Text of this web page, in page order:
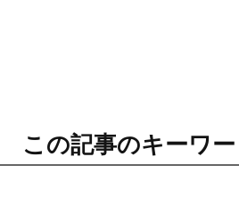
この記事のキーワー